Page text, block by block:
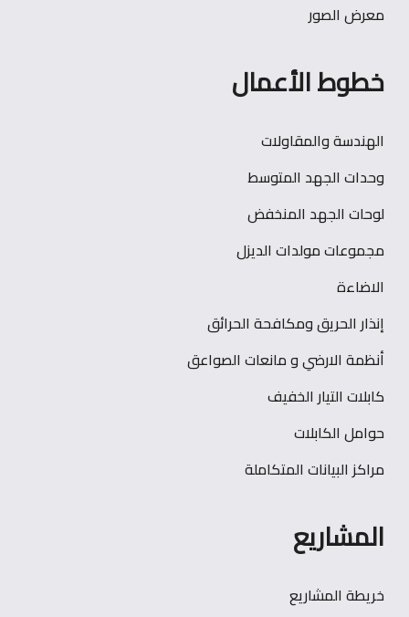
معرض الصور
خطوط الأعمال
الهندسة والمقاولات
وحدات الجهد المتوسط
لوحات الجهد المنخفض
مجموعات مولدات الديزل
الاضاءة
إنذار الحريق ومكافحة الحرائق
أنظمة الارضي و مانعات الصواعق
كابلات التيار الخفيف
حوامل الكابلات
مراكز البيانات المتكاملة
المشاريع
خريطة المشاريع